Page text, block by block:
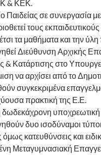
& ΚΕΚ.
Παιδείας σε συνεργασία
τους
τα μαθήματα και την
Διεύθυνση Αρχικής
& Κατάρτισης στο
να αρχίσει από το
συγκεκριμένα
πρακτική της Ε.Ε.
δωδεκάχρονη
δυο ισοδύναμοι
όμως κατευθύνσεις και
Μεταγυμνασιακή